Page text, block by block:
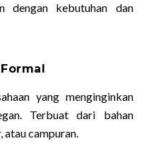
dengan kebutuhan dan
yang menginginkan
Terbuat dari bahan
atau campuran.